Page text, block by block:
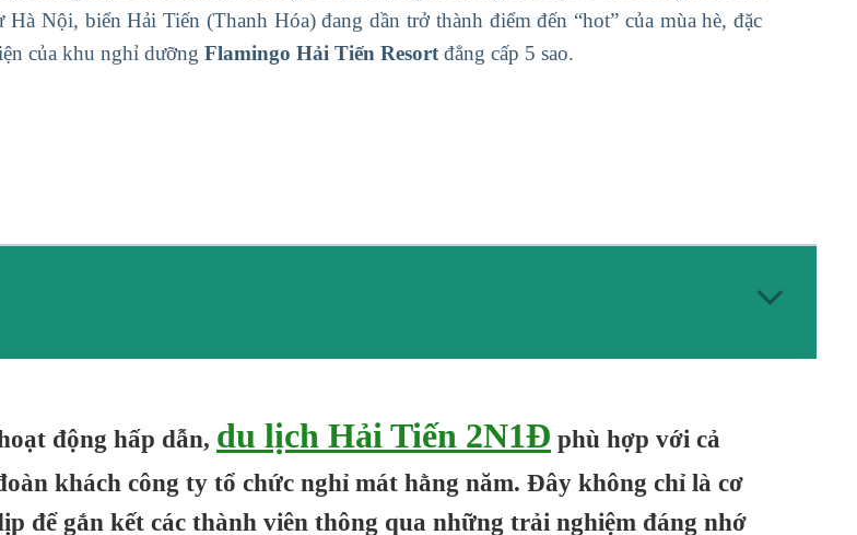
Nội, biển Hải Tiến (Thanh Hóa) đang dần trở thành điểm đến “hot” của mùa hè, đặc
của khu nghỉ dưỡngFlamingo Hải Tiến Resort đẳng cấp 5 sao.
động hấp dẫn, du lịch Hải Tiến 2N1Đ phù hợp với cả
khách công ty tổ chức nghỉ mát hằng năm. Đây không chỉ là cơ
để gắn kết các thành viên thông qua những trải nghiệm đáng nhớ